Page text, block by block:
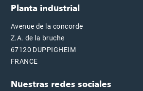
Planta industrial
Avenue de la concorde
Z.A. de la bruche
67120 DUPPIGHEIM
FRANCE
Nuestras redes sociales